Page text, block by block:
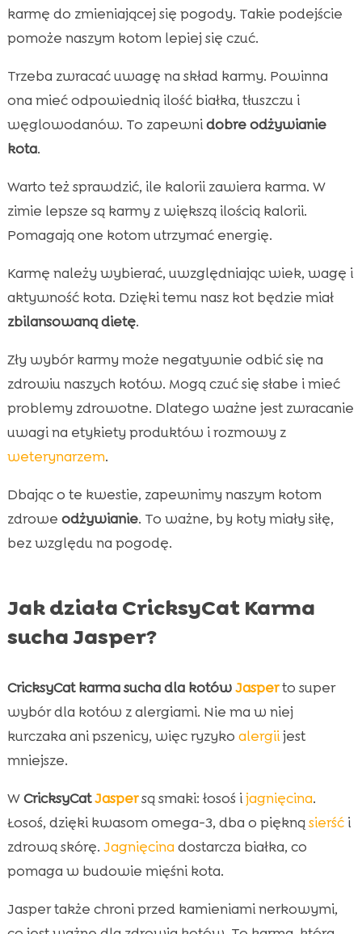
karmę do zmieniającej się pogody. Takie podejście
pomoże naszym kotom lepiej się czuć.
Trzeba zwracać uwagę na skład karmy. Powinna
ona mieć odpowiednią ilość białka, tłuszczu i
węglowodanów. To zapewnidobre odżywianie
kota.
Warto też sprawdzić, ile kalorii zawiera karma. W
zimie lepsze są karmy z większą ilością kalorii.
Pomagają one kotom utrzymać energię.
Karmę należy wybierać, uwzględniając wiek, wagę i
aktywność kota. Dzięki temu nasz kot będzie miał
zbilansowaną dietę.
Zły wybór karmy może negatywnie odbić się na
zdrowiu naszych kotów. Mogą czuć się słabe i mieć
problemy zdrowotne. Dlatego ważne jest zwracanie
uwagi na etykiety produktów i rozmowy z
weterynarzem.
Dbając o te kwestie, zapewnimy naszym kotom
zdrowe odżywianie. To ważne, by koty miały siłę,
bez względu na pogodę.
Jak działa CricksyCat Karma
sucha Jasper?
CricksyCat karma sucha dla kotówJasperto super
wybór dla kotów z alergiami. Nie ma w niej
kurczaka ani pszenicy, więc ryzyko alergiijest
mniejsze.
WCricksyCatJaspersą smaki: łosoś ijagnięcina.
Łosoś, dzięki kwasom omega-3, dba o piękną sierśći
zdrową skórę. Jagnięcina dostarcza białka, co
pomaga w budowie mięśni kota.
Jasper także chroni przed kamieniami nerkowymi,